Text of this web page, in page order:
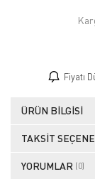
Fiyatı
ÜRÜN BILGISI
TAKSIT
YORUMLAR (0)